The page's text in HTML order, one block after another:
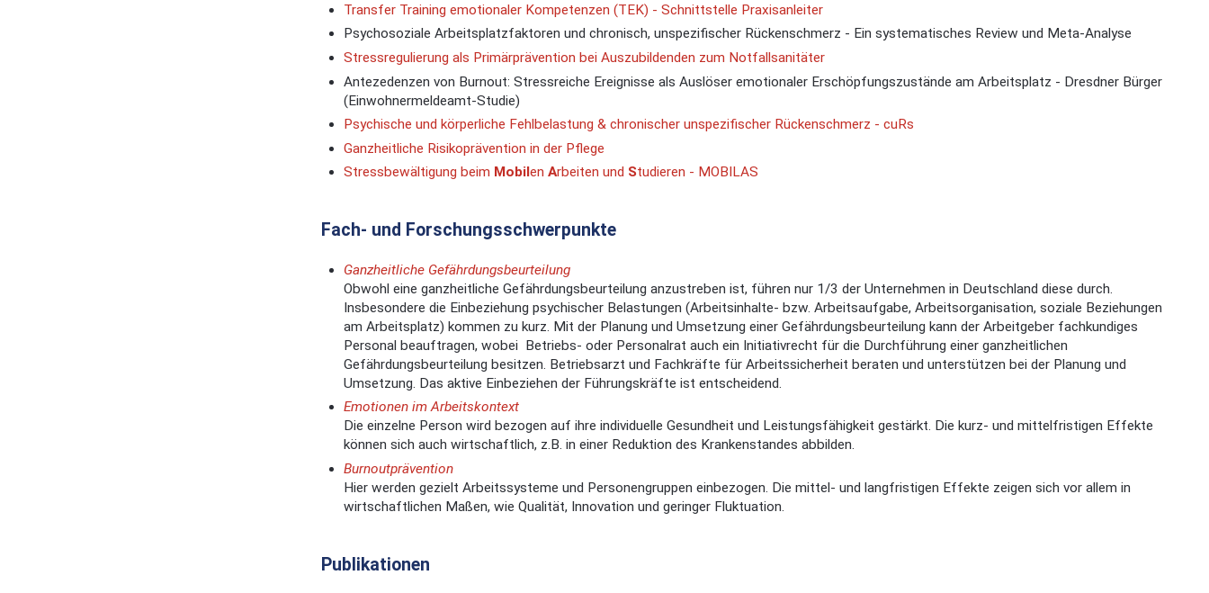
Transfer Training emotionaler Kompetenzen (TEK) - Schnittstelle Praxisanleiter
Psychosoziale Arbeitsplatzfaktoren und chronisch, unspezifischer Rückenschmerz - Ein systematisches Review und Meta-Analyse
Stressregulierung als Primärprävention bei Auszubildenden zum Notfallsanitäter
Antezedenzen von Burnout: Stressreiche Ereignisse als Auslöser emotionaler Erschöpfungszustände am Arbeitsplatz - Dresdner Bürger
(Einwohnermeldeamt-Studie)
Psychische und körperliche Fehlbelastung & chronischer unspezifischer Rückenschmerz - cuRs
Ganzheitliche Risikoprävention in der Pflege
Stressbewältigung beim M obil en Arbeiten und Studieren - MOBILAS
Fach- und Forschungsschwerpunkte
Ganzheitliche Gefährdungsbeurteilung
Obwohl eine ganzheitliche Gefährdungsbeurteilung anzustreben ist, führen nur 1/3 der Unternehmen in Deutschland diese durch.
Insbesondere die Einbeziehung psychischer Belastungen (Arbeitsinhalte- bzw. Arbeitsaufgabe, Arbeitsorganisation, soziale Beziehungen
am Arbeitsplatz) kommen zu kurz. Mit der Planung und Umsetzung einer Gefährdungsbeurteilung kann der Arbeitgeber fachkundiges
Personal beauftragen, wobei Betriebs- oder Personalrat auch ein Initiativrecht für die Durchführung einer ganzheitlichen
Gefährdungsbeurteilung besitzen. Betriebsarzt und Fachkräfte für Arbeitssicherheit beraten und unterstützen bei der Planung und
Umsetzung. Das aktive Einbeziehen der Führungskräfte ist entscheidend.
Emotionen im Arbeitskontext
Die einzelne Person wird bezogen auf ihre individuelle Gesundheit und Leistungsfähigkeit gestärkt. Die kurz- und mittelfristigen Effekte
können sich auch wirtschaftlich, z.B. in einer Reduktion des Krankenstandes abbilden.
Burnoutprävention
Hier werden gezielt Arbeitssysteme und Personengruppen einbezogen. Die mittel- und langfristigen Effekte zeigen sich vor allem in
wirtschaftlichen Maßen, wie Qualität, Innovation und geringer Fluktuation.
Publikationen